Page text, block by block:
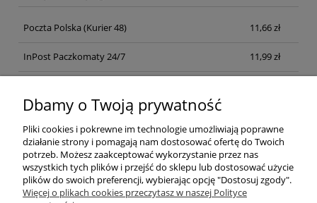
Poczta Polska (Kurier 48) 11,66 zł
InPost Paczkomaty 24/7 11,99 zł
Pomoc
Dbamy o Twoją prywatność
Pliki cookies i pokrewne im technologie umożliwiają poprawne
działanie strony i pomagają nam dostosować ofertę do Twoich
potrzeb. Możesz zaakceptować wykorzystanie przez nas
wszystkich tych plików i przejść do sklepu lub dostosować użycie
plików do swoich preferencji, wybierając opcję "Dostosuj zgody".
Więcej o plikach cookies przeczytasz w naszej Polityce